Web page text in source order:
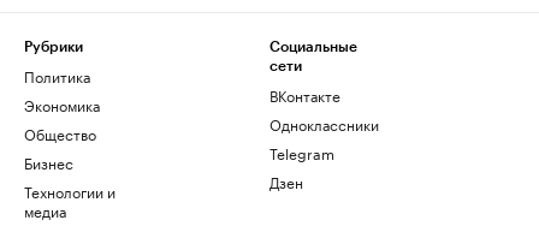
Рубрики
Политика
Экономика
Общество
Бизнес
Технологии и
медиа
Социальные
сети
ВКонтакте
Одноклассники
Telegram
Дзен